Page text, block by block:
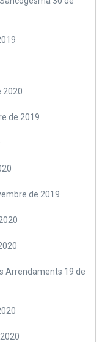
2020
de 2019
de 2019
Arrendaments 19 de